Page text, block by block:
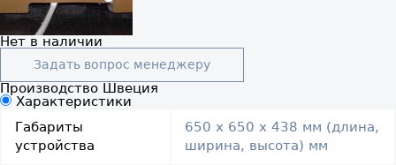
Нет в наличии
Задать вопрос менеджеру
Производство Швеция
Характеристики
Габариты
устройства
650 x 650 x 438 мм (длина,
ширина, высота) мм